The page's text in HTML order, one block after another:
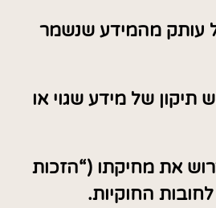
עותק מהמידע שנשמר
תיקון של מידע שגוי או
את מחיקתו (“הזכות
החוקיות.